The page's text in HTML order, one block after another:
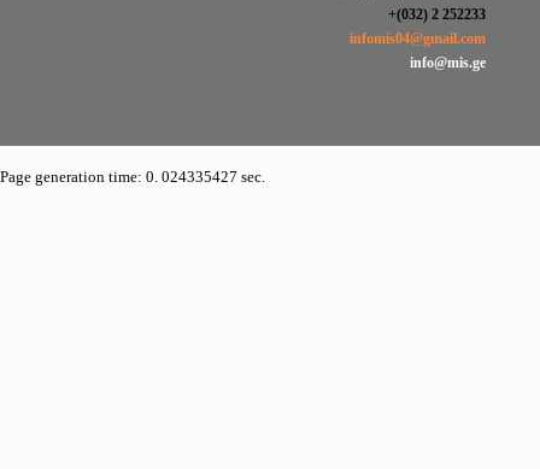
+(032) 2 252233
infomis04@gmail.com
info@mis.ge
Page generation time: 0. 024335427 sec.